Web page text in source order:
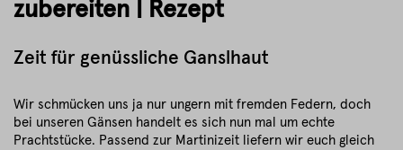
zubereiten | Rezept
Zeit für genüssliche Ganslhaut
Wir schmücken uns ja nur ungern mit fremden Federn, doch
bei unseren Gänsen handelt es sich nun mal um echte
Prachtstücke. Passend zur Martinizeit liefern wir euch gleich